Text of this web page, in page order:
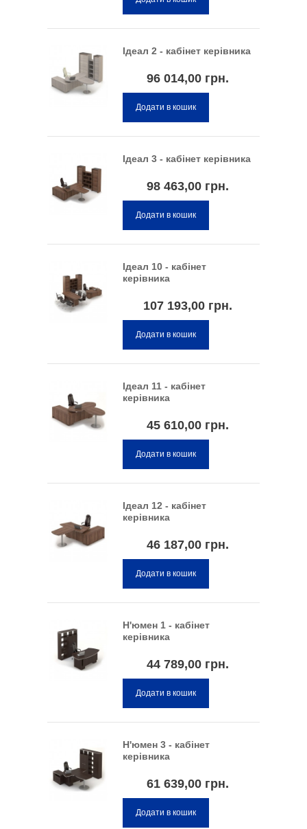
Ідеал 2 - кабінет керівника
96 014,00 грн.
Додати в кошик
Ідеал 3 - кабінет керівника
98 463,00 грн.
Додати в кошик
Ідеал 10 - кабінет
керівника
107 193,00 грн.
Додати в кошик
Ідеал 11 - кабінет
керівника
45 610,00 грн.
Додати в кошик
Ідеал 12 - кабінет
керівника
46 187,00 грн.
Додати в кошик
Н'юмен 1 - кабінет
керівника
44 789,00 грн.
Додати в кошик
Н'юмен 3 - кабінет
керівника
61 639,00 грн.
Додати в кошик